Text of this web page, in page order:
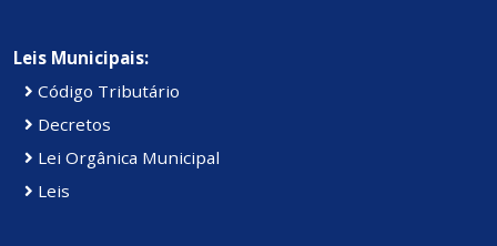
Leis Municipais:
Código Tributário
Decretos
Lei Orgânica Municipal
Leis